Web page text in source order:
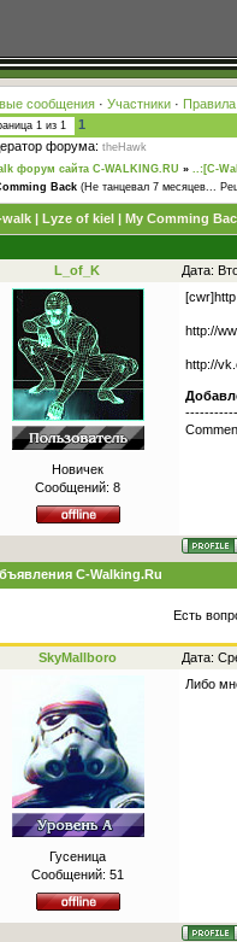
сообщения · Участники ·
1 из 1
1
форума: theHawk
форум сайта C-WALKING.RU » ..:[C-
Back (Не танцевал 7 месяцев...
| Lyze of kiel | My Comming
L_of_K Дата:
Новичек
Сообщений: 8
http://
http://
C-Walking.Ru
Есть
SkyMallboro Дата:
Гусеница
Сообщений: 51
Либо